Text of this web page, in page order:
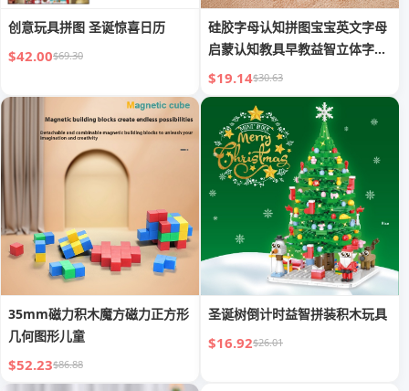
创意玩具拼图 圣诞惊喜日历
$42.00$69.30
硅胶字母认知拼图宝宝英文字母
启蒙认知教具早教益智立体字母
拼图
$19.14$30.63
35mm磁力积木魔方磁力正方形
几何图形儿童
$52.23$86.88
圣诞树倒计时益智拼装积木玩具
$16.92$26.01